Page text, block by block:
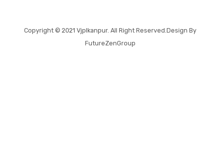
Copyright © 2021 Vjplkanpur. All Right Reserved.Design By
FutureZenGroup